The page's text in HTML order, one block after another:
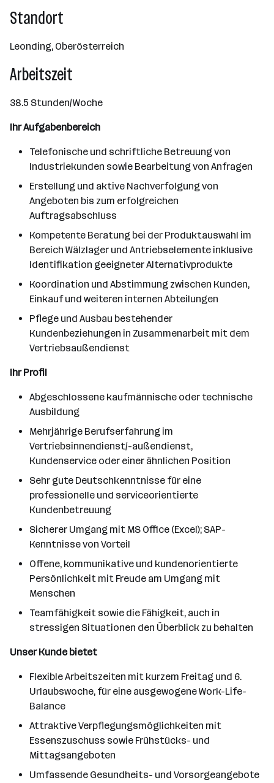
Standort
Leonding, Oberösterreich
Arbeitszeit
38.5 Stunden/Woche
Ihr Aufgabenbereich
Telefonische und schriftliche Betreuung von
Industriekunden sowie Bearbeitung von Anfragen
Erstellung und aktive Nachverfolgung von
Angeboten bis zum erfolgreichen
Auftragsabschluss
Kompetente Beratung bei der Produktauswahl im
Bereich Wälzlager und Antriebselemente inklusive
Identifikation geeigneter Alternativprodukte
Koordination und Abstimmung zwischen Kunden,
Einkauf und weiteren internen Abteilungen
Pflege und Ausbau bestehender
Kundenbeziehungen in Zusammenarbeit mit dem
Vertriebsaußendienst
Ihr Profil
Abgeschlossene kaufmännische oder technische
Ausbildung
Mehrjährige Berufserfahrung im
Vertriebsinnendienst/-außendienst,
Kundenservice oder einer ähnlichen Position
Sehr gute Deutschkenntnisse für eine
professionelle und serviceorientierte
Kundenbetreuung
Sicherer Umgang mit MS Office (Excel); SAP-
Kenntnisse von Vorteil
Offene, kommunikative und kundenorientierte
Persönlichkeit mit Freude am Umgang mit
Menschen
Teamfähigkeit sowie die Fähigkeit, auch in
stressigen Situationen den Überblick zu behalten
Unser Kunde bietet
Flexible Arbeitszeiten mit kurzem Freitag und 6.
Urlaubswoche, für eine ausgewogene Work-Life-
Balance
Attraktive Verpflegungsmöglichkeiten mit
Essenszuschuss sowie Frühstücks- und
Mittagsangeboten
Umfassende Gesundheits- und Vorsorgeangebote